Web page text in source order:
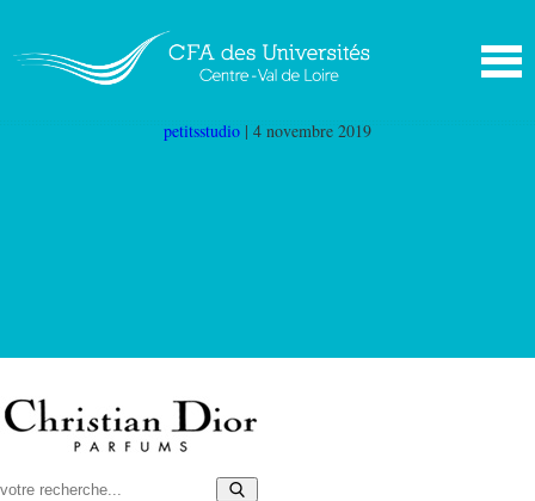
petitsstudio | 4 novembre 2019